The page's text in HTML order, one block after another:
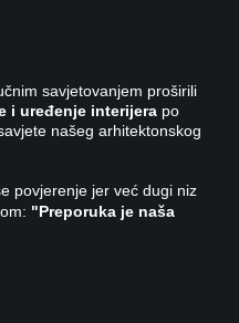
savjetovanjem proširili
i uređenje interijera po
našeg arhitektonskog
povjerenje jer već dugi niz
"Preporuka je naša